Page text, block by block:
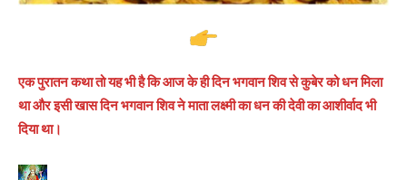
एक पुरातन कथा तो यह भी है कि आज के ही दिन भगवान शिव से कुबेर को धन मिला
था और इसी खास दिन भगवान शिव ने माता लक्ष्मी का धन की देवी का आशीर्वाद भी
दिया था।